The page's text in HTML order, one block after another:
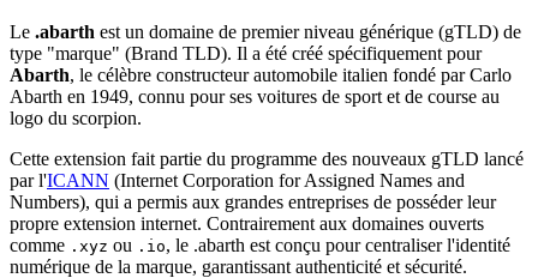
Le .abarth est un domaine de premier niveau générique (gTLD) de
type "marque" (Brand TLD). Il a été créé spécifiquement pour
Abarth, le célèbre constructeur automobile italien fondé par Carlo
Abarth en 1949, connu pour ses voitures de sport et de course au
logo du scorpion.
Cette extension fait partie du programme des nouveaux gTLD lancé
par l'ICANN (Internet Corporation for Assigned Names and
Numbers), qui a permis aux grandes entreprises de posséder leur
propre extension internet. Contrairement aux domaines ouverts
comme .xyz ou .io, le .abarth est conçu pour centraliser l'identité
numérique de la marque, garantissant authenticité et sécurité.